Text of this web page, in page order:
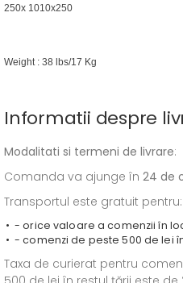
250x 1010x250
Weight : 38 lbs/17 Kg
Informatii despre
Modalitati si termeni de livrare:
Comanda va ajunge în 24 de
Transportul este gratuit pentru:
- orice valoare a comenzii în
- comenzi de peste 500 de lei
Taxa de curierat pentru